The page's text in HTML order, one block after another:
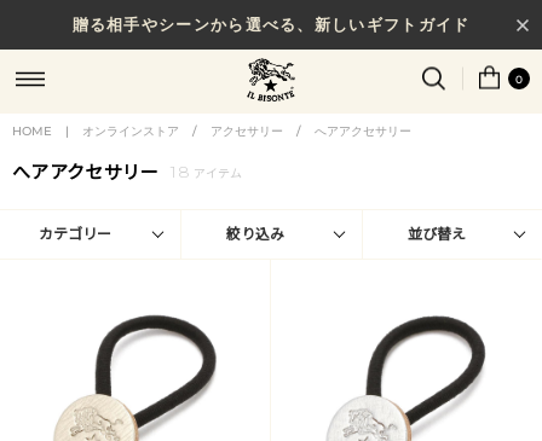
贈る相手やシーンから選べる、新しいギフトガイド
0
HOME | オンラインストア / アクセサリー / へアアクセサリー
へアアクセサリー 18 アイテム
カテゴリー 絞り込み 並び替え